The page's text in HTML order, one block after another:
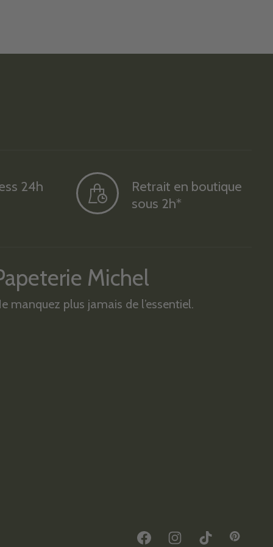
24h
Retrait en boutique
sous 2h*
Michel
manquez plus jamais de l’essentiel.